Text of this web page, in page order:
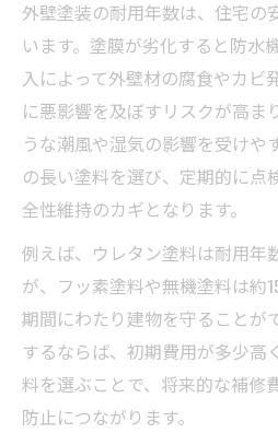
外壁塗装の耐用年数は、住宅の
います。塗膜が劣化すると防水
入によって外壁材の腐食やカビ
に悪影響を及ぼすリスクが高ま
うな潮風や湿気の影響を受けや
の長い塗料を選び、定期的に点
全性維持のカギとなります。
例えば、ウレタン塗料は耐用年
が、フッ素塗料や無機塗料は約
期間にわたり建物を守ることが
するならば、初期費用が多少高
料を選ぶことで、将来的な補修
防止につながります。